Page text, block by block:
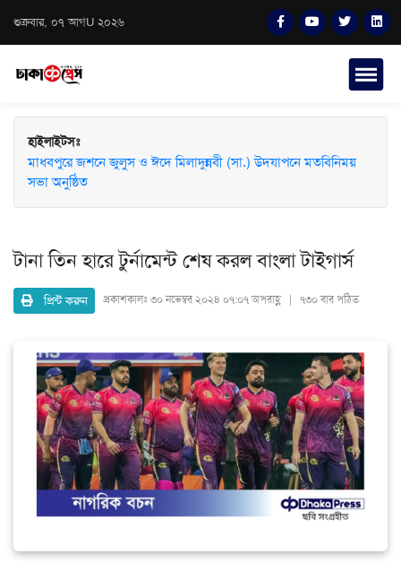
শুক্রবার, ০৭ আগU ২০২৬
হাইলাইটসঃ
মাধবপুরে জশনে জুলুস ও ঈদে মিলাদুন্নবী (সা.) উদযাপনে মতবিনিময়
সভা অনুষ্ঠিত
টানা তিন হারে টুর্নামেন্ট শেষ করল বাংলা টাইগার্স
প্রিন্ট করুন প্রকাশকালঃ ৩০ নভেম্বর ২০২৪ ০৭:০৭ অপরাহ্ণ | ৭৩০ বার পঠিত